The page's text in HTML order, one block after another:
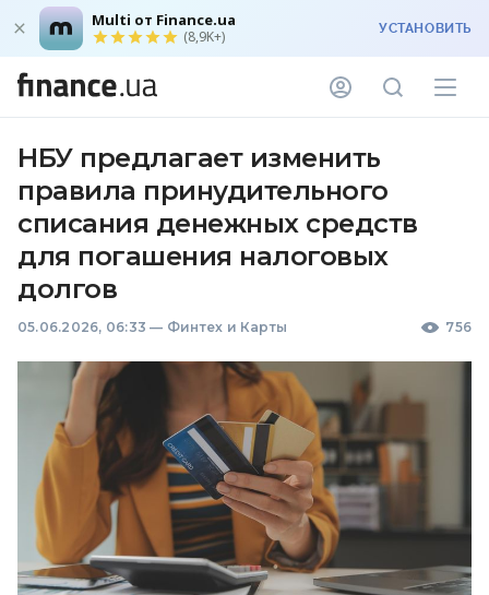
Multi от Finance.ua
(8,9K+) УСТАНОВИТЬ
НБУ предлагает изменить
правила принудительного
списания денежных средств
для погашения налоговых
долгов
05.06.2026, 06:33 — Финтех и Карты 756